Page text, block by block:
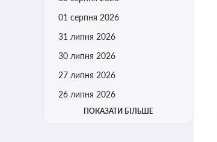
01 серпня 2026
31 липня 2026
30 липня 2026
27 липня 2026
26 липня 2026
ПОКАЗАТИ БІЛЬШЕ